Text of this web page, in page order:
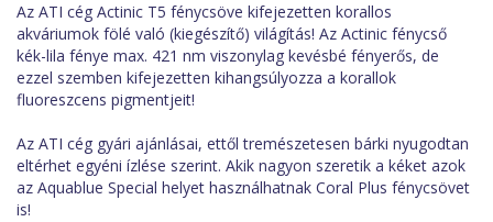
Az ATI cég Actinic T5 fénycsöve kifejezetten korallos
akváriumok fölé való (kiegészítő) világítás! Az Actinic fénycső
kék-lila fénye max. 421 nm viszonylag kevésbé fényerős, de
ezzel szemben kifejezetten kihangsúlyozza a korallok
fluoreszcens pigmentjeit!
Az ATI cég gyári ajánlásai, ettől tremészetesen bárki nyugodtan
eltérhet egyéni ízlése szerint. Akik nagyon szeretik a kéket azok
az Aquablue Special helyet használhatnak Coral Plus fénycsövet
is!